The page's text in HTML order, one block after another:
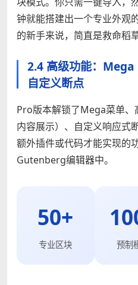
钟就能搭建出一个专业外观
的新手来说，简直是救命稻草
2.4 高级功能：Mega
自定义断点
Pro版本解锁了Mega菜单
内容展示）、自定义响应式
额外插件或代码才能实现的
Gutenberg编辑器中。
50+
专业区块 预制